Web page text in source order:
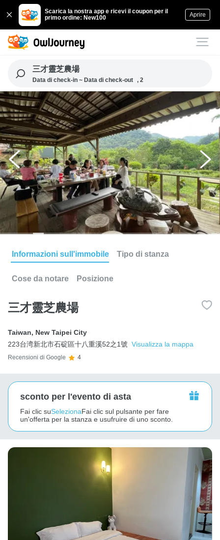
Scarica la nostra app e ricevi il coupon per il
primo ordine: New100
Aprire
三才靈芝農場
Data di check-in ~ Data di check-out , 2
Informazioni sull'immobile Tipo di stanza
Cose da notare Posizione
三才靈芝農場
Taiwan, New Taipei City
223台湾新北市石碇區十八重溪52之1號 Visualizza la mappa
Recensioni di Google 4
sconto per l'evento di asta
Fai clic suSelezionaFai clic sul pulsante per fare
un'offerta per la stanza e usufruire di uno sconto.